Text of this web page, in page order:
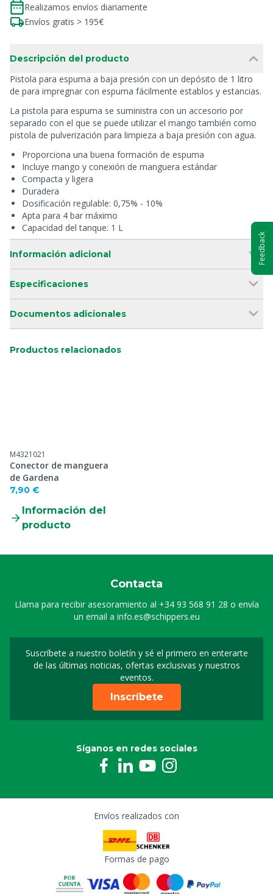
Realizamos envíos diariamente
Envíos gratis > 195€
Descripción del producto
Pistola para espuma a baja presión con un depósito de 1 litro
de para impregnar con espuma fácilmente establos y estancias.
La pistola para espuma se suministra con un accesorio por
separado con el que se puede utilizar el mango también como
pistola de pulverización para limpieza a baja presión con agua.
Proporciona una buena formación de espuma
Incluye mango y conexión de manguera estándar
Compacta y ligera
Duradera
Dosificación regulable: 0,75% - 10%
Apta para 4 bar máximo
Capacidad del tanque: 1 L
Información adicional
Especificaciones
Documentos adicionales
Productos relacionados
M4321021
Conector de manguera
de Gardena
7,90 €
Información del
producto
Contacta
Llama para recibir asesoramiento al +34 93 568 91 28 o envía
un email a info.es@schippers.eu
Suscríbete a nuestro boletín y sé el primero en enterarte
de las últimas noticias, ofertas exclusivas y nuestros
eventos.
Suscripción a nuestro
Inscríbete
Síganos en redes sociales
Envíos realizados con
Formas de pago
Feedback